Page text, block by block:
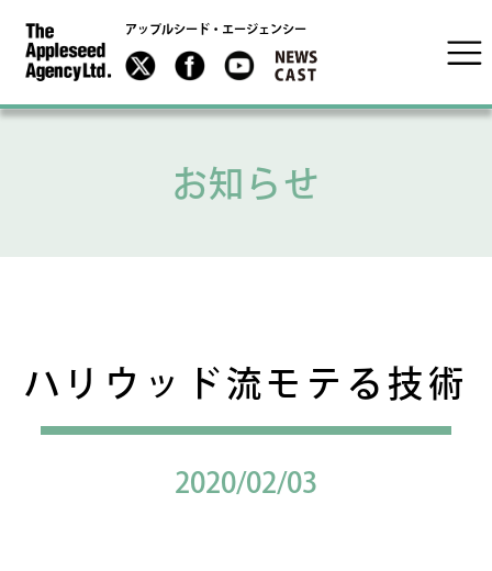
アップルシード・エージェンシー
お知らせ
ハリウッド流モテる技術
2020/02/03